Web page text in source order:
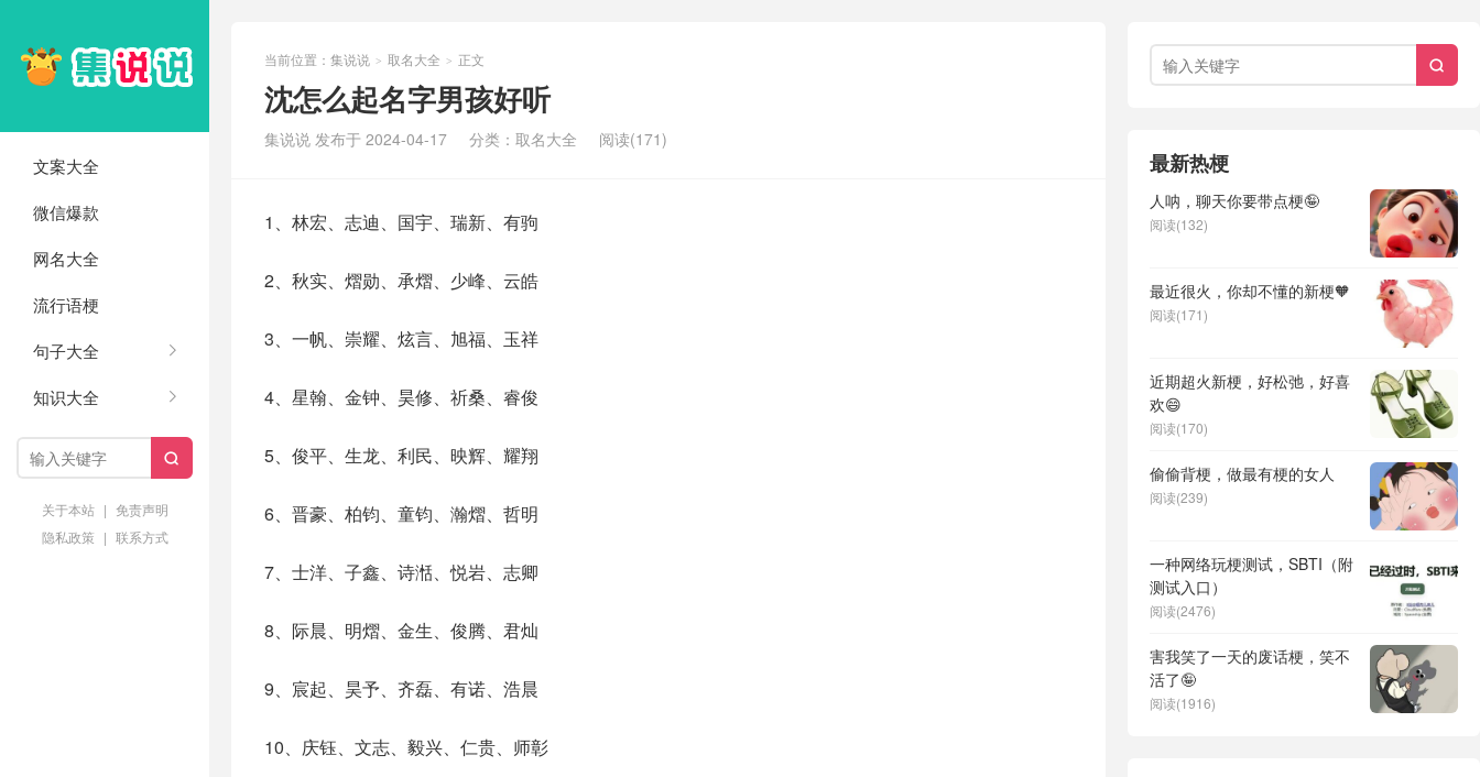
文案大全
微信爆款
网名大全
流行语梗
句子大全
知识大全

关于本站 | 免责声明
隐私政策 | 联系方式
当前位置： 集说说 > 取名大全 > 正文
沈怎么起名字男孩好听
集说说 发布于 2024-04-17 分类： 取名大全 阅读(171)
1、林宏、志迪、国宇、瑞新、有驹
2、秋实、熠勋、承熠、少峰、云皓
3、一帆、崇耀、炫言、旭福、玉祥
4、星翰、金钟、昊修、祈桑、睿俊
5、俊平、生龙、利民、映辉、耀翔
6、晋豪、柏钧、童钧、瀚熠、哲明
7、士洋、子鑫、诗湉、悦岩、志卿
8、际晨、明熠、金生、俊腾、君灿
9、宸起、昊予、齐磊、有诺、浩晨
10、庆钰、文志、毅兴、仁贵、师彰

最新热梗
人呐，聊天你要带点梗🤪
阅读(132)
最近很火，你却不懂的新梗🧡
阅读(171)
近期超火新梗，好松弛，好喜
欢😄
阅读(170)
偷偷背梗，做最有梗的女人
阅读(239)
一种网络玩梗测试，SBTI（附
测试入口）
阅读(2476)
害我笑了一天的废话梗，笑不
活了🤪
阅读(1916)